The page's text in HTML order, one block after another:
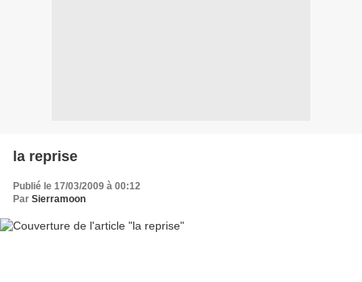
la reprise
Publié le 17/03/2009 à 00:12
Par Sierramoon